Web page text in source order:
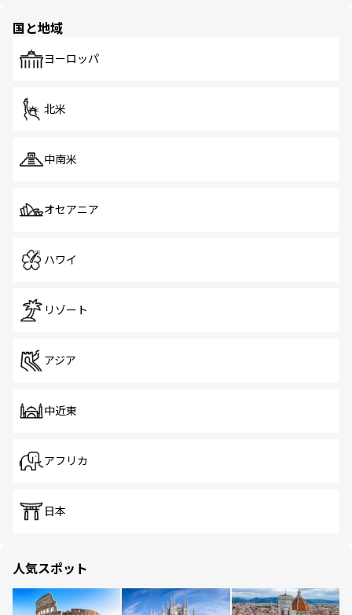
で、ホーカーズは地元の風情を楽しめる外せないスポット
国と地域
ヨーロッパ
北米
中南米
オセアニア
ハワイ
リゾート
アジア
中近東
アフリカ
日本
人気スポット